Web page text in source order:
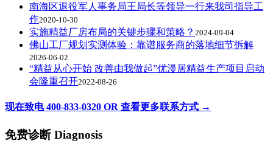
南海区退役军人事务局王局长等领导一行来我司指导工
作2020-10-30
实施精益厂房布局的关键步骤和策略？ 2024-09-04
佛山工厂规划实测体验：靠谱服务商的落地细节拆解
2026-06-02
“精益从心开始 改善由我做起”优漫居精益生产项目启动
会隆重召开2022-08-26
现在致电 400-833-0320 OR 查看更多联系方式 →
免费诊断 Diagnosis